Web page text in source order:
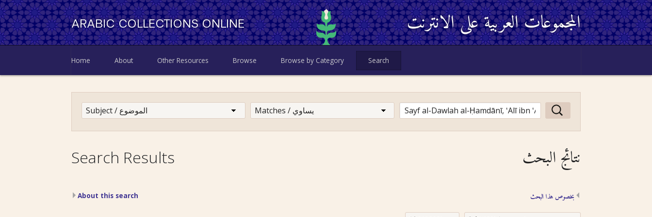
ARABIC COLLECTIONS ONLINE المجموعات العربية على الانترنت
Home About Other Resources Browse Browse by Category Search
Search Results نتائج البحث
About this search بخصوص هذا البحث